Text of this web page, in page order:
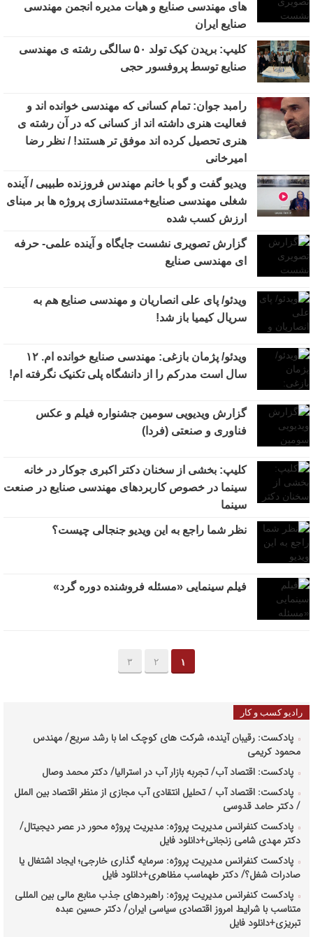
های مهندسی صنایع و هیات مدیره انجمن مهندسی
صنایع ایران
کلیپ: بریدن کیک تولد ۵۰ سالگی رشته ی مهندسی
صنایع توسط پروفسور حجی
رامبد جوان: تمام کسانی که مهندسی خوانده اند و
فعالیت هنری داشته اند از کسانی که در آن رشته ی
هنری تحصیل کرده اند موفق تر هستند! / نظر رضا
امیرخانی
ویدیو گفت و گو با خانم مهندس فروزنده طبیبی / آینده
شغلی مهندسی صنایع+مستندسازی پروژه ها بر مبنای
ارزش کسب شده
گزارش تصویری نشست جایگاه و آینده علمی- حرفه
ای مهندسی صنایع
ویدئو/ پای علی انصاریان و مهندسی صنایع هم به
سریال کیمیا باز شد!
ویدئو/ پژمان بازغی: مهندسی صنایع خوانده ام. ۱۲
سال است مدرکم را از دانشگاه پلی تکنیک نگرفته ام!
گزارش ویدیویی سومین جشنواره فیلم و عکس
فناوری و صنعتی (فردا)
کلیپ: بخشی از سخنان دکتر اکبری جوکار در خانه
سینما در خصوص کاربردهای مهندسی صنایع در صنعت
سینما
نظر شما راجع به این ویدیو جنجالی چیست؟
فیلم سینمایی «مسئله فروشنده دوره گرد»
۱ ۲ ۳
رادیو کسب و کار
پادکست: رقیبان آینده، شرکت های کوچک اما با رشد سریع/ مهندس
محمود کریمی
پادکست: اقتصاد آب/ تجربه بازار آب در استرالیا/ دکتر محمد وصال
پادکست: اقتصاد آب / تحلیل انتقادی آب مجازی از منظر اقتصاد بین الملل
/ دکتر حامد قدوسی
پادکست کنفرانس مدیریت پروژه: مدیریت پروژه محور در عصر دیجیتال/
دکتر مهدی شامی زنجانی+دانلود فایل
پادکست کنفرانس مدیریت پروژه: سرمایه گذاری خارجی؛ ایجاد اشتغال یا
صادرات شغل؟/ دکتر طهماسب مظاهری+دانلود فایل
پادکست کنفرانس مدیریت پروژه: راهبردهای جذب منابع مالی بین المللی
متناسب با شرایط امروز اقتصادی سیاسی ایران/ دکتر حسین عبده
تبریزی+دانلود فایل